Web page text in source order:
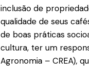
inclusão de
qualidade de seus
de boas práticas
cultura, ter um
Agronomia – CREA),